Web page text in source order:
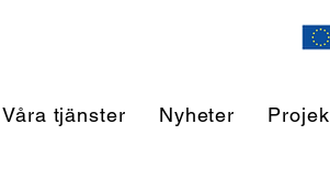
Våra tjänster Nyheter